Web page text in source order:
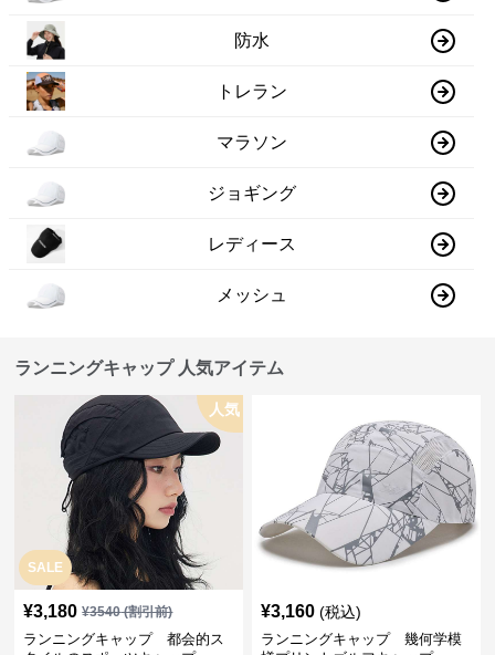
防水
トレラン
マラソン
ジョギング
レディース
メッシュ
ランニングキャップ 人気アイテム
SALE
人気
¥3,180 ¥3540(割引前)
ランニングキャップ 都会的ス
¥3,160 (税込)
ランニングキャップ 幾何学模